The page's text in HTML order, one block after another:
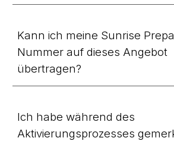
Kann ich meine Sunrise
Nummer auf dieses Angebot
übertragen?
Ich habe während des
Aktivierungsprozesses